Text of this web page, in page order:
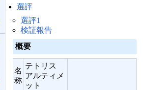
選評
選評1
検証報告
概要
名
称
テトリス
アルティメ
ット